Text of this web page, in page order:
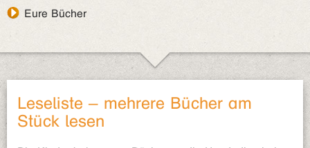
Eure Bücher
Leseliste – mehrere Bücher am
Stück lesen